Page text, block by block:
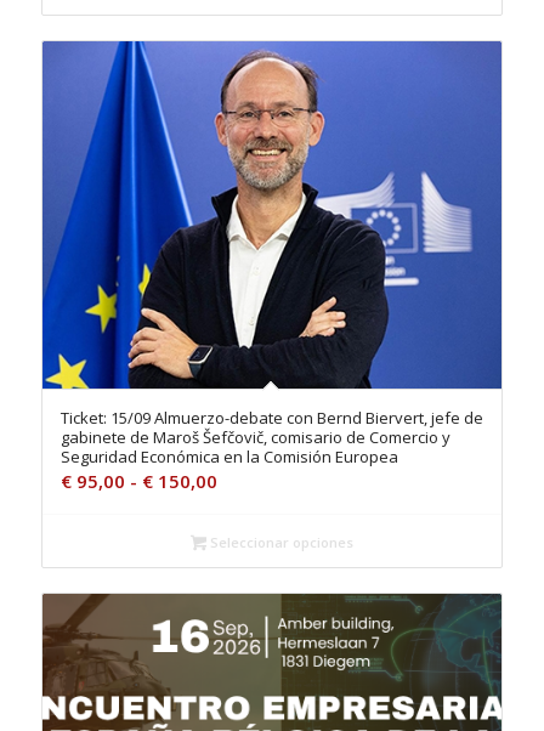
desde
€ 30,00
hasta
€ 50,00
Ticket: 15/09 Almuerzo-debate con Bernd Biervert, jefe de
gabinete de Maroš Šefčovič, comisario de Comercio y
Seguridad Económica en la Comisión Europea
€95,00 - €150,00Rango
precios:
desde
€ 95,00
hasta
€ 150,00
Seleccionar opciones